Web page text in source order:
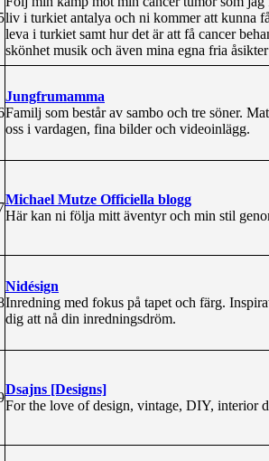
liv i turkiet antalya och ni kommer att kunna
leva i turkiet samt hur det är att få cancer
skönhet musik och även mina egna fria
Jungfrumamma
Familj som består av sambo och tre söner.
oss i vardagen, fina bilder och videoinlägg.
Michael Mutze Officiella blogg
Här kan ni följa mitt äventyr och min stil
Nidésign
Inredning med fokus på tapet och färg.
dig att nå din inredningsdröm.
Dsajns [Designs]
For the love of design, vintage, DIY, interior